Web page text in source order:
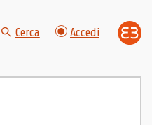
Cerca Accedi